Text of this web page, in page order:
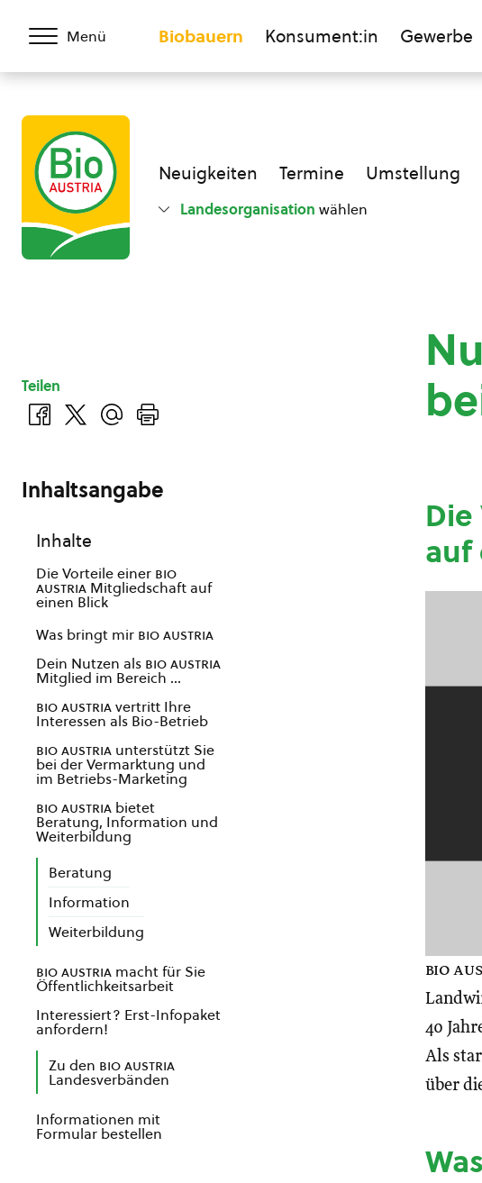
Menü Biobauern Konsument:in Gewerbe
Neuigkeiten Termine Umstellung
Landesorganisation wählen
auf
bio
40
Als
über
Teilen
Inhaltsangabe
Inhalte
Die Vorteile einer bio
austria Mitgliedschaft auf
einen Blick
Was bringt mir bio austria
Dein Nutzen als bio austria
Mitglied im Bereich …
bio austriavertritt Ihre
Interessen als Bio-Betrieb
bio austria unterstützt Sie
bei der Vermarktung und
im Betriebs-Marketing
bio austria bietet
Beratung, Information und
Weiterbildung
Beratung
Information
Weiterbildung
bio austria macht für Sie
Öffentlichkeitsarbeit
Interessiert? Erst-Infopaket
anfordern!
Zu den bio austria
Landesverbänden
Informationen mit
Formular bestellen